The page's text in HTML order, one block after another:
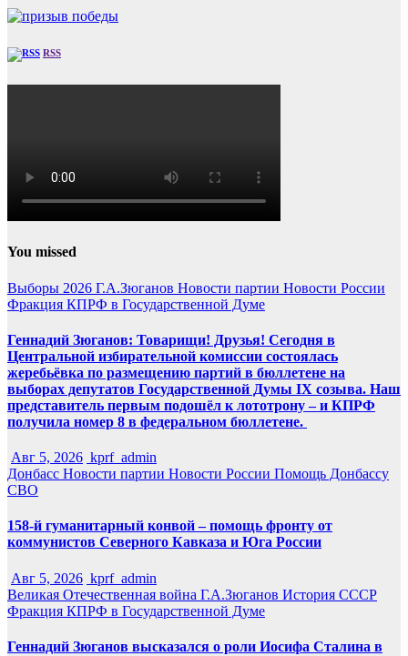
RSS
You missed
Выборы 2026 Г.А.Зюганов Новости партии Новости России
Фракция КПРФ в Государственной Думе
Геннадий Зюганов: Товарищи! Друзья! Сегодня в
Центральной избирательной комиссии состоялась
жеребьёвка по размещению партий в бюллетене на
выборах депутатов Государственной Думы IX созыва. Наш
представитель первым подошёл к лототрону – и КПРФ
получила номер 8 в федеральном бюллетене.
Авг 5, 2026 kprf_admin
Донбасс Новости партии Новости России Помощь Донбассу
СВО
158-й гуманитарный конвой – помощь фронту от
коммунистов Северного Кавказа и Юга России
Авг 5, 2026 kprf_admin
Великая Отечественная война Г.А.Зюганов История СССР
Фракция КПРФ в Государственной Думе
Геннадий Зюганов высказался о роли Иосифа Сталина в